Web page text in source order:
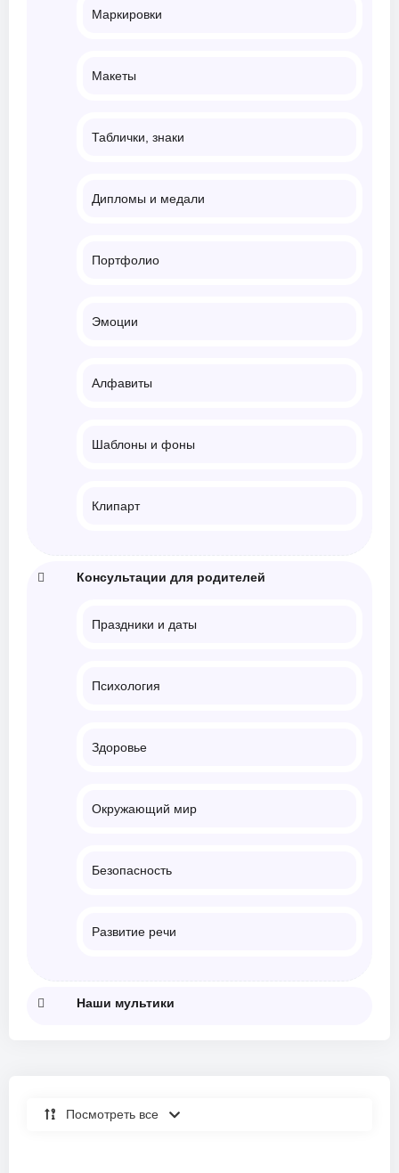
Маркировки
Макеты
Таблички, знаки
Дипломы и медали
Портфолио
Эмоции
Алфавиты
Шаблоны и фоны
Клипарт
Консультации для родителей
Праздники и даты
Психология
Здоровье
Окружающий мир
Безопасность
Развитие речи
Наши мультики
Посмотреть все